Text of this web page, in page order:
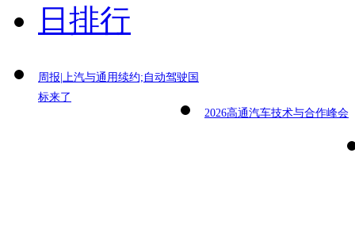
日排行
周报|上汽与通用续约;自动驾驶国
标来了
2026高通汽车技术与合作峰会